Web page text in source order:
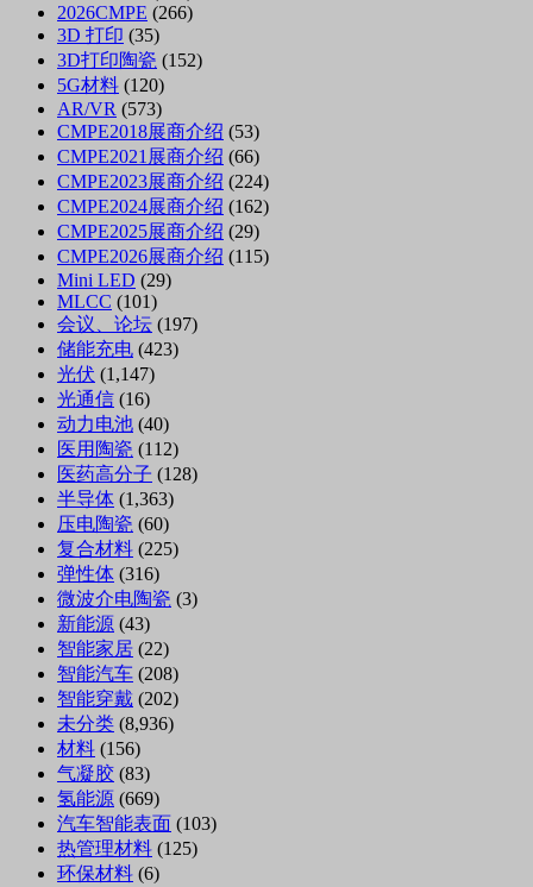
2026CMPE (266)
3D 打印 (35)
3D打印陶瓷 (152)
5G材料 (120)
AR/VR (573)
CMPE2018展商介绍 (53)
CMPE2021展商介绍 (66)
CMPE2023展商介绍 (224)
CMPE2024展商介绍 (162)
CMPE2025展商介绍 (29)
CMPE2026展商介绍 (115)
Mini LED (29)
MLCC (101)
会议、论坛 (197)
储能充电 (423)
光伏 (1,147)
光通信 (16)
动力电池 (40)
医用陶瓷 (112)
医药高分子 (128)
半导体 (1,363)
压电陶瓷 (60)
复合材料 (225)
弹性体 (316)
微波介电陶瓷 (3)
新能源 (43)
智能家居 (22)
智能汽车 (208)
智能穿戴 (202)
未分类 (8,936)
材料 (156)
气凝胶 (83)
氢能源 (669)
汽车智能表面 (103)
热管理材料 (125)
环保材料 (6)